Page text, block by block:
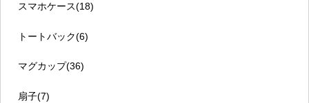
スマホケース(18)
トートバック(6)
マグカップ(36)
扇子(7)